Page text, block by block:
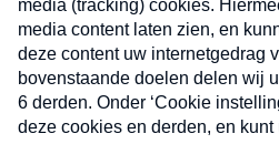
Nieuwsbrief